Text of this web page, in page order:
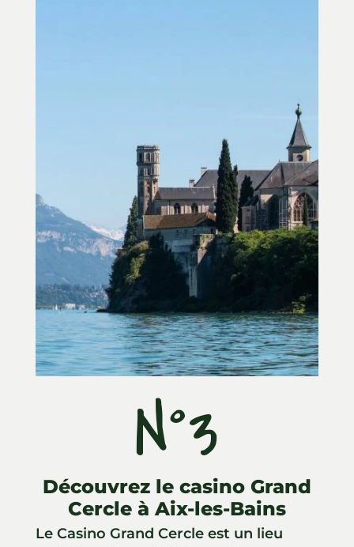
N°3
Découvrez le casino Grand
Cercle à Aix-les-Bains
Le Casino Grand Cercle est un lieu